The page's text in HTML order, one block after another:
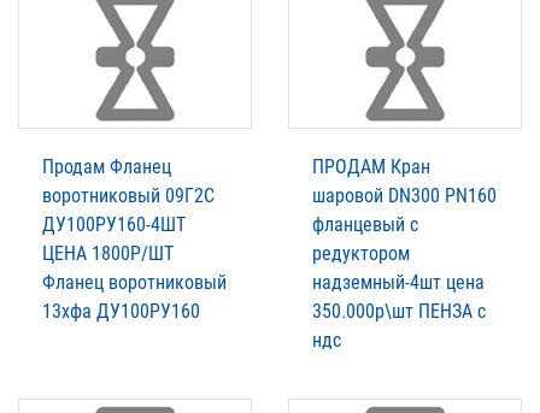
Продам Фланец
воротниковый 09Г2С
ДУ100РУ160-4ШТ
ЦЕНА 1800Р/ШТ
Фланец воротниковый
13хфа ДУ100РУ160
ПРОДАМ Кран
шаровой DN300 PN160
фланцевый с
редуктором
надземный-4шт цена
350.000р\шт ПЕНЗА с
ндс